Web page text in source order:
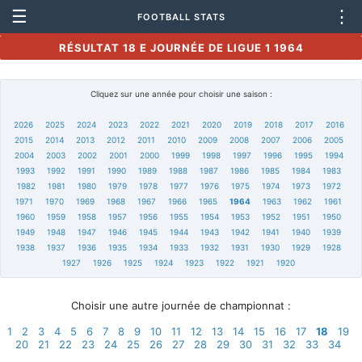
☰ FOOTBALL STATS ⋮
RÉSULTAT 18 E JOURNÉE DE LIGUE 1 1964
Cliquez sur une année pour choisir une saison :
2026 2025 2024 2023 2022 2021 2020 2019 2018 2017
2016
2015
2014 2013 2012 2011 2010 2009 2008 2007 2006
2005
2004
2003 2002 2001 2000 1999 1998 1997 1996 1995
1994
1993
1992 1991 1990 1989 1988 1987 1986 1985 1984
1983
1982
1981 1980 1979 1978 1977 1976 1975 1974 1973
1972
1971
1970 1969 1968 1967 1966 1965 1964 1963 1962
1961
1960
1959 1958 1957 1956 1955 1954 1953 1952 1951
1950
1949
1948 1947 1946 1945 1944 1943 1942 1941 1940
1939
1938
1937 1936 1935 1934 1933 1932 1931 1930 1929
1928
1927
1926 1925 1924 1923 1922 1921 1920
Choisir une autre journée de championnat :
1
2 3 4 5 6 7 8 9 10 11 12 13 14 15 16 17 18
19
20
21 22 23 24 25 26 27 28 29 30 31 32 33 34